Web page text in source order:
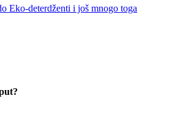
Eko-deterdženti i još mnogo toga